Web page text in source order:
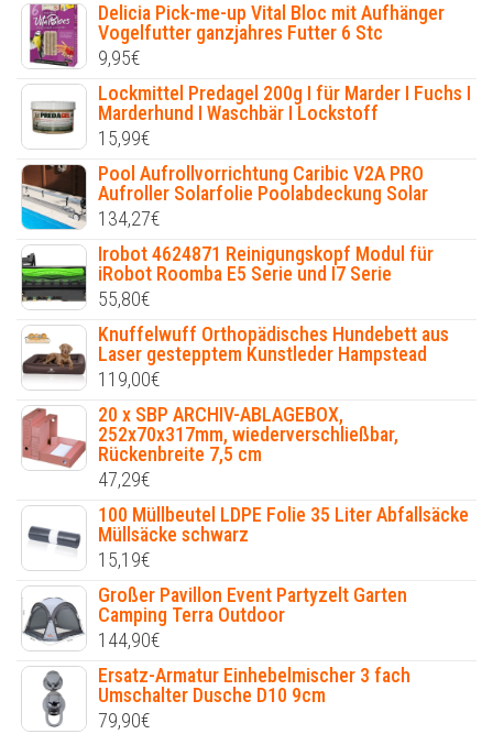
Delicia Pick-me-up Vital Bloc mit Aufhänger
Vogelfutter ganzjahres Futter 6 Stc
9,95€
Lockmittel Predagel 200g I für Marder I Fuchs I
Marderhund I Waschbär I Lockstoff
15,99€
Pool Aufrollvorrichtung Caribic V2A PRO
Aufroller Solarfolie Poolabdeckung Solar
134,27€
Irobot 4624871 Reinigungskopf Modul für
iRobot Roomba E5 Serie und I7 Serie
55,80€
Knuffelwuff Orthopädisches Hundebett aus
Laser gestepptem Kunstleder Hampstead
119,00€
20 x SBP ARCHIV-ABLAGEBOX,
252x70x317mm, wiederverschließbar,
Rückenbreite 7,5 cm
47,29€
100 Müllbeutel LDPE Folie 35 Liter Abfallsäcke
Müllsäcke schwarz
15,19€
Großer Pavillon Event Partyzelt Garten
Camping Terra Outdoor
144,90€
Ersatz-Armatur Einhebelmischer 3 fach
Umschalter Dusche D10 9cm
79,90€